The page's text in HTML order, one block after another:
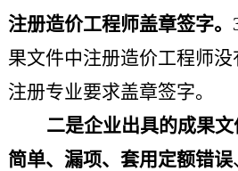
注册造价工程师盖章签字。
果文件中注册造价工程师
注册专业要求盖章签字。
二是企业出具的成果
简单、 漏项、套用定额错误